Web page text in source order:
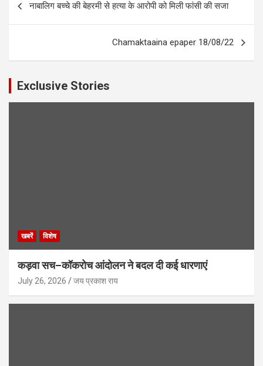
नाबालिग बच्चे की बेहरमी से हत्या के आरोपी को मिली फांसी की सजा
Chamaktaaina epaper 18/08/22
Exclusive Stories
खबरें विशेष
कड़वा सच–कॉकरोच आंदोलन ने बदल दी कई धारणाएं
July 26, 2026 जय प्रकाश राय